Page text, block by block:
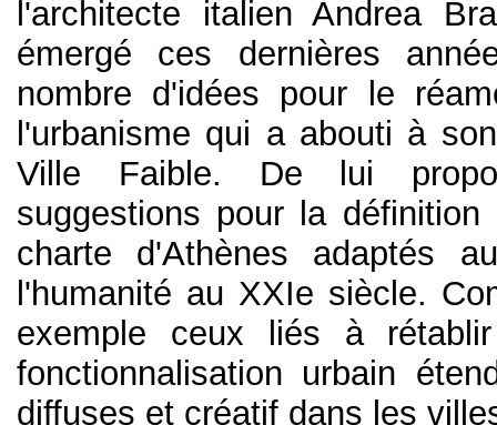
l'architecte italien Andrea
émergé ces dernières
nombre d'idées pour le
l'urbanisme qui a abouti à
Ville Faible. De lui
suggestions pour la définition
charte d'Athènes adaptés
l'humanité au XXIe siècle.
exemple ceux liés à
fonctionnalisation urbain
diffuses et créatif dans les